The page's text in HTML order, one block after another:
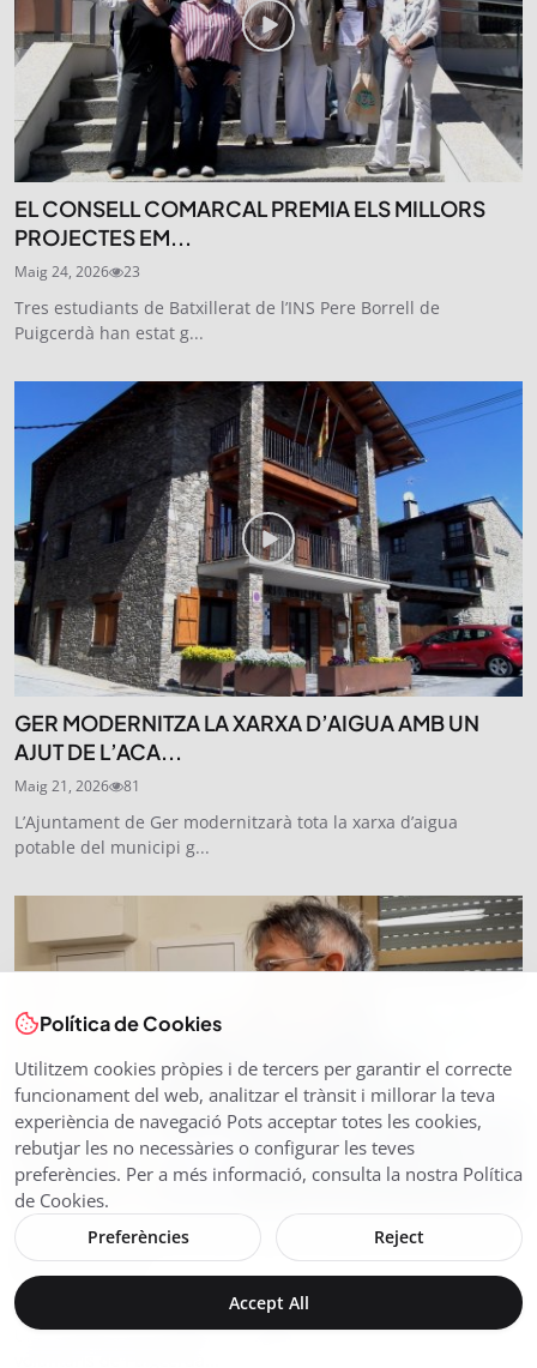
EL CONSELL COMARCAL PREMIA ELS MILLORS
PROJECTES EM...
Maig 24, 2026 23
Tres estudiants de Batxillerat de l’INS Pere Borrell de
Puigcerdà han estat g...
GER MODERNITZA LA XARXA D’AIGUA AMB UN
AJUT DE L’ACA...
Maig 21, 2026 81
L’Ajuntament de Ger modernitzarà tota la xarxa d’aigua
potable del municipi g...
UNA TRENTENA DE BOMBERS AGAFEN EL RELLEU
AL COS DE V...
Maig 20, 2026
Una trentena de bombers ha agafat el relleu al cos de
Política de Cookies
Utilitzem cookies pròpies i de tercers per garantir el correcte
funcionament del web, analitzar el trànsit i millorar la teva
experiència de navegació Pots acceptar totes les cookies,
rebutjar les no necessàries o configurar les teves
preferències. Per a més informació, consulta la nostra Política
de Cookies.
Preferències Reject
Accept All